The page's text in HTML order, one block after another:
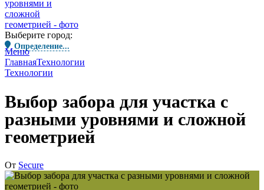
Выберите город:
Определение...
Меню
ГлавнаяТехнологии
Технологии
Выбор забора для участка с
разными уровнями и сложной
геометрией
От Secure